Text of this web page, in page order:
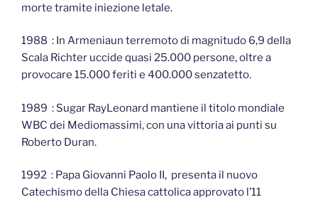
morte tramite iniezione letale.
1988 : In Armeniaun terremoto di magnitudo 6,9 della
Scala Richter uccide quasi 25.000 persone, oltre a
provocare 15.000 feriti e 400.000 senzatetto.
1989 : Sugar RayLeonard mantiene il titolo mondiale
WBC dei Mediomassimi, con una vittoria ai punti su
Roberto Duran.
1992 : Papa Giovanni Paolo II, presenta il nuovo
Catechismo della Chiesa cattolica approvato l’11